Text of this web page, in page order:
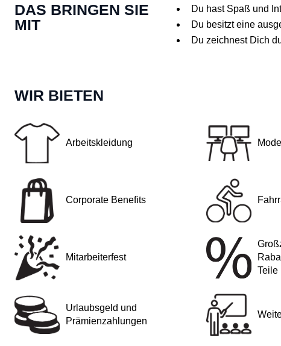
DAS BRINGEN SIE
MIT
Du hast Spaß und
Du besitzt eine
Du zeichnest Dich
WIR BIETEN
Arbeitskleidung
Corporate Benefits
Mitarbeiterfest
Teile
Urlaubsgeld und
Prämienzahlungen